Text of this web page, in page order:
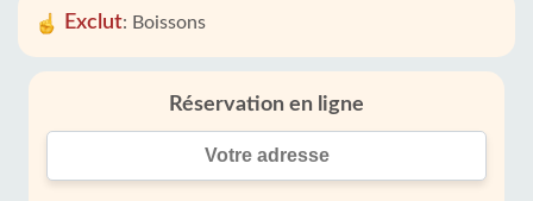
Exclut: Boissons
Réservation en ligne